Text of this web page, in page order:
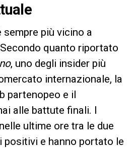
sempre più vicino a
quanto riportato
, uno degli insider più
internazionale, la
partenopeo e il
alle battute finali. I
ultime ore tra le due
e hanno portato le